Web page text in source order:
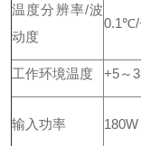
温度分辨率/波
动度
工作环境温度 +5～
输入功率 180W